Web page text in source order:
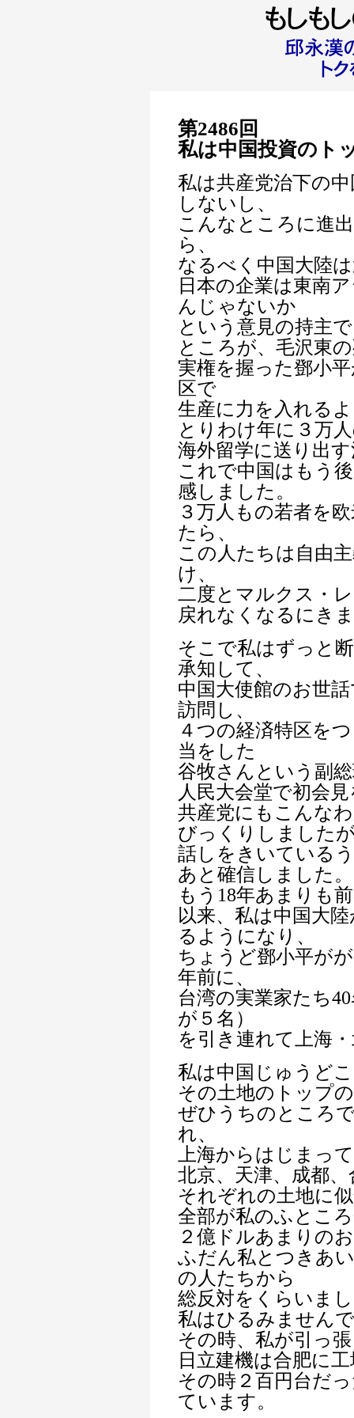
第2486回
私は中国投資のト
私は共産党治下の
しないし、
こんなところに進
ら、
なるべく中国大陸
日本の企業は東南
んじゃないか
という意見の持主
ところが、毛沢東
実権を握った鄧小
区で
生産に力を入れる
とりわけ年に３万
海外留学に送り出
これで中国はもう
感しました。
３万人もの若者を
たら、
この人たちは自由
け、
二度とマルクス・
戻れなくなるにき
そこで私はずっと
承知して、
中国大使館のお世
訪問し、
４つの経済特区を
当をした
谷牧さんという副
人民大会堂で初会
共産党にもこんな
びっくりしました
話しをきいている
あと確信しました。
もう18年あまりも
以来、私は中国大
るようになり、
ちょうど鄧小平が
年前に、
台湾の実業家たち
が５名）
を引き連れて上海
私は中国じゅうど
その土地のトップ
ぜひうちのところ
れ、
上海からはじまっ
北京、天津、成都、
それぞれの土地に
全部が私のふとこ
２億ドルあまりの
ふだん私とつきあ
の人たちから
総反対をくらいま
私はひるみません
その時、私が引っ
日立建機は合肥に
その時２百円台だ
ています。